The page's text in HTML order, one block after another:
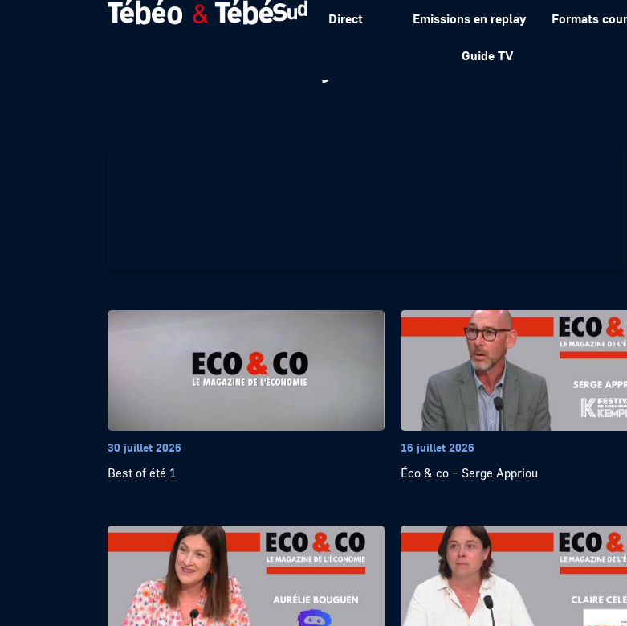
Direct Emissions en replay Formats
Guide TV
Éco & co – Maryne Bruneau
30 juillet 2026
Best of été 1
16 juillet 2026
Éco & co – Serge Appriou